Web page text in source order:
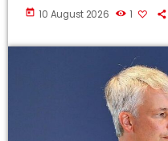
today 10 August 2026 1